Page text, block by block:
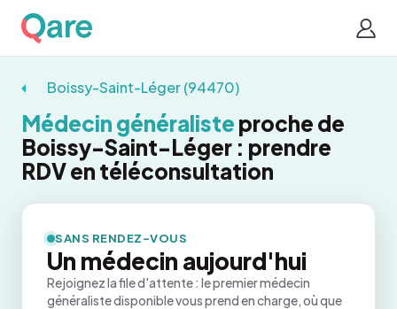
Boissy-Saint-Léger (94470)
Médecin généraliste proche de
Boissy-Saint-Léger : prendre
RDV en téléconsultation
SANS RENDEZ-VOUS
Un médecin aujourd'hui
Rejoignez la file d'attente : le premier médecin
généraliste disponible vous prend en charge, où que